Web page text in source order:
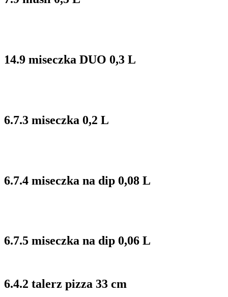
14.9 miseczka DUO 0,3 L
6.7.3 miseczka 0,2 L
6.7.4 miseczka na dip 0,08 L
6.7.5 miseczka na dip 0,06 L
6.4.2 talerz pizza 33 cm